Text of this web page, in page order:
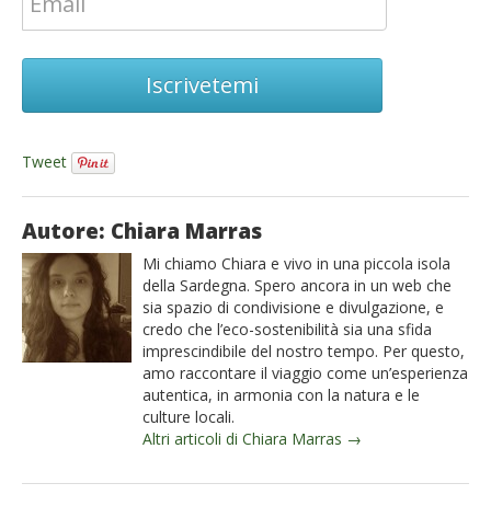
Iscrivetemi
Tweet
Autore: Chiara Marras
Mi chiamo Chiara e vivo in una piccola isola
della Sardegna. Spero ancora in un web che
sia spazio di condivisione e divulgazione, e
credo che l’eco-sostenibilità sia una sfida
imprescindibile del nostro tempo. Per questo,
amo raccontare il viaggio come un’esperienza
autentica, in armonia con la natura e le
culture locali.
Altri articoli di Chiara Marras →